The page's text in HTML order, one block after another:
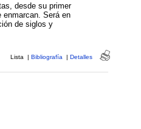
desde su primer
Será en
de siglos y
Lista | Bibliografía | Detalles